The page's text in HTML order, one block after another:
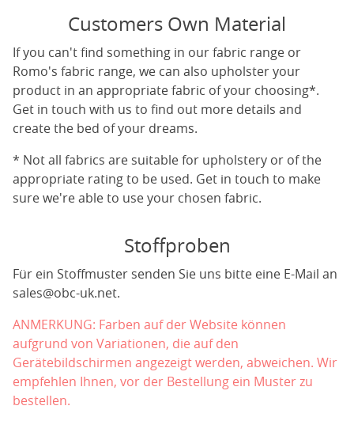
Customers Own Material
If you can't find something in our fabric range or
Romo's fabric range, we can also upholster your
product in an appropriate fabric of your choosing*.
Get in touch with us to find out more details and
create the bed of your dreams.
* Not all fabrics are suitable for upholstery or of the
appropriate rating to be used. Get in touch to make
sure we're able to use your chosen fabric.
Stoffproben
Für ein Stoffmuster senden Sie uns bitte eine E-Mail an
sales@obc-uk.net.
ANMERKUNG: Farben auf der Website können
aufgrund von Variationen, die auf den
Gerätebildschirmen angezeigt werden, abweichen. Wir
empfehlen Ihnen, vor der Bestellung ein Muster zu
bestellen.